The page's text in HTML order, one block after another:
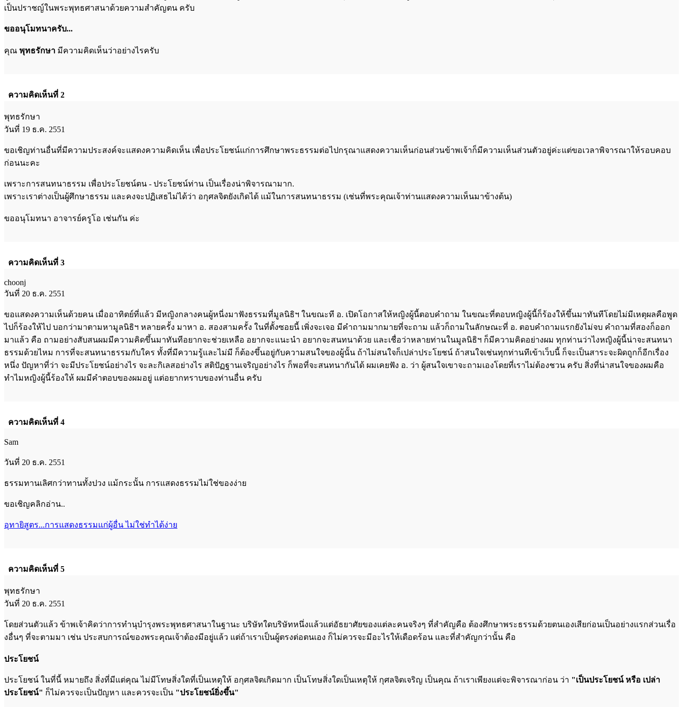
เป็นปราชญ์ในพระพุทธศาสนาด้วยความสำคัญตน ครับ
ขออนุโมทนาครับ...
คุณ พุทธรักษา มีความคิดเห็นว่าอย่างไรครับ
ความคิดเห็นที่ 2
พุทธรักษา
วันที่ 19 ธ.ค. 2551
ขอเชิญท่านอื่นที่มีความประสงค์จะแสดงความคิดเห็น เพื่อประโยชน์แก่การศึกษาพระธรรมต่อไปกรุณาแสดงความเห็นก่อนส่วนข้าพเจ้าก็มีความเห็นส่วนตัวอยู่ค่ะแต่ขอเวลาพิจารณาให้รอบคอบ
ก่อนนะคะ
เพราะการสนทนาธรรม เพื่อประโยชน์ตน - ประโยชน์ท่าน เป็นเรื่องน่าพิจารณามาก.
เพราะเราต่างเป็นผู้ศึกษาธรรม และคงจะปฏิเสธไม่ได้ว่า อกุศลจิตยังเกิดได้ แม้ในการสนทนาธรรม (เช่นที่พระคุณเจ้าท่านแสดงความเห็นมาข้างต้น)
ขออนุโมทนา อาจารย์ครูโอ เช่นกัน ค่ะ
ความคิดเห็นที่ 3
choonj
วันที่ 20 ธ.ค. 2551
ขอแสดงความเห็นด้วยคน เมื่ออาทิตย์ที่แล้ว มีหญิงกลางคนผู้หนี่งมาฟังธรรมที่มูลนิธิฯ ในขณะที อ. เปิดโอกาสให้หญิงผู้นี้ตอบคำถาม ในขณะที่ตอบหญิงผู้นี้ก็ร้องให้ขึ้นมาทันทีโดยไม่มีเหตุผลคือพูด
ไปก็ร้องให้ไป บอกว่ามาตามหามูลนิธิฯ หลายครั้ง มาหา อ. สองสามครั้ง ในที่ตั้งซอยนี้ เพิ่งจะเจอ มีคำถามมากมายที่จะถาม แล้วก็ถามในลักษณะที่ อ. ตอบคำถามแรกยังไม่จบ คำถามที่สองก็ออก
มาแล้ว คือ ถามอย่างสับสนผมมีความคิดขึ้นมาทันทีอยากจะช่วยเหลือ อยากจะแนะนำ อยากจะสนทนาด้วย และเชื่อว่าหลายท่านในมูลนิธิฯ ก็มีความคิดอย่างผม ทุกท่านว่าไงหญิงผู้นี้น่าจะสนทนา
ธรรมด้วยไหม การที่จะสนทนาธรรมกับใคร ทั้งที่มีความรู้และไม่มี ก็ต้องขึ้นอยู่กับความสนใจของผู้นั้น ถ้าไม่สนใจก็เปล่าประโยชน์ ถ้าสนใจเช่นทุกท่านทีเข้าเว็บนี้ ก็จะเป็นสาระจะผิดถูกก็อีกเรื่อง
หนึ่ง ปัญหาที่ว่า จะมีประโยชน์อย่างไร จะละกิเลสอย่างไร สติปัฏฐานเจริญอย่างไร ก็พอที่จะสนทนากันได้ ผมเคยฟัง อ. ว่า ผู้สนใจเขาจะถามเองโดยที่เราไม่ต้องชวน ครับ สิ่งที่น่าสนใจของผมคือ
ทำไมหญิงผู้นี้ร้องให้ ผมมีคำตอบของผมอยู่ แต่อยากทราบของท่านอื่น ครับ
ความคิดเห็นที่ 4
Sam
วันที่ 20 ธ.ค. 2551
ธรรมทานเลิศกว่าทานทั้งปวง แม้กระนั้น การแสดงธรรมไม่ใช่ของง่าย
ขอเชิญคลิกอ่าน..
อุทายิสูตร...การแสดงธรรมแก่ผู้อื่น ไม่ใช่ทำได้ง่าย
ความคิดเห็นที่ 5
พุทธรักษา
วันที่ 20 ธ.ค. 2551
โดยส่วนตัวแล้ว ข้าพเจ้าคิดว่าการทำนุบำรุงพระพุทธศาสนาในฐานะ บริษัทใดบริษัทหนึ่งแล้วแต่อัธยาศัยของแต่ละคนจริงๆ ที่สำคัญคือ ต้องศึกษาพระธรรมด้วยตนเองเสียก่อนเป็นอย่างแรกส่วนเรื่อ
งอื่นๆ ที่จะตามมา เช่น ประสบการณ์ของพระคุณเจ้าต้องมีอยู่แล้ว แต่ถ้าเราเป็นผู้ตรงต่อตนเอง ก็ไม่ควรจะมีอะไรให้เดือดร้อน และที่สำคัญกว่านั้น คือ
ประโยชน์
ประโยชน์ ในที่นี้ หมายถึง สิ่งที่มีแต่คุณ ไม่มีโทษสิ่งใดที่เป็นเหตุให้ อกุศลจิตเกิดมาก เป็นโทษสิ่งใดเป็นเหตุให้ กุศลจิตเจริญ เป็นคุณ ถ้าเราเพียงแต่จะพิจารณาก่อน ว่า "เป็นประโยชน์ หรือ เปล่า
ประโยชน์" ก็ไม่ควรจะเป็นปัญหา และควรจะเป็น "ประโยชน์ยิ่งขึ้น"